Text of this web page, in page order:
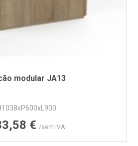
modular JA13
Preço
€ /sem IVA